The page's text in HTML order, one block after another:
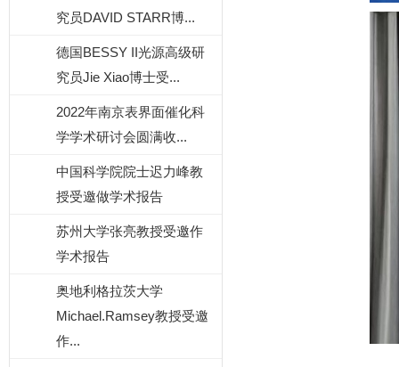
究员DAVID STARR博...
德国BESSY II光源高级研
究员Jie Xiao博士受...
2022年南京表界面催化科
学学术研讨会圆满收...
中国科学院院士迟力峰教
授受邀做学术报告
苏州大学张亮教授受邀作
学术报告
奥地利格拉茨大学
Michael.Ramsey教授受邀
作...